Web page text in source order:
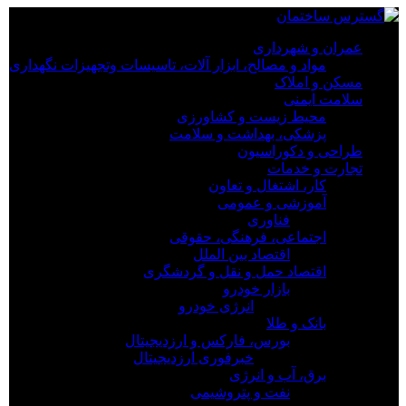
عمران و شهرداری
مواد و مصالح، ابزار آلات، تاسیسات وتجهیزات نگهداری
مسکن و املاک
سلامت ایمنی
محیط زیست و کشاورزی
پزشکی، بهداشت و سلامت
طراحی و دکوراسیون
تجارت و خدمات
کار، اشتغال و تعاون
آموزشی و عمومی
فناوری
اجتماعی، فرهنگی، حقوقی
اقتصاد بین الملل
اقتصاد حمل و نقل و گردشگری
بازار خودرو
انرژی خودرو
بانک و طلا
بورس، فارکس و ارزدیجیتال
خبرفوری ارزدیجیتال
برق، آب و انرژی
نفت و پتروشیمی
×
عمران و شهرداری
مواد و مصالح، ابزار آلات، تاسیسات وتجهیزات نگهداری
مسکن و املاک
سلامت ایمنی
محیط زیست و کشاورزی
پزشکی، بهداشت و سلامت
طراحی و دکوراسیون
تجارت و خدمات
کار، اشتغال و تعاون
آموزشی و عمومی
فناوری
اجتماعی، فرهنگی، حقوقی
اقتصاد بین الملل
اقتصاد حمل و نقل و گردشگری
بازار خودرو
بانک و طلا
بورس، فارکس و ارزدیجیتال
خبرفوری ارزدیجیتال
برق، آب و انرژی